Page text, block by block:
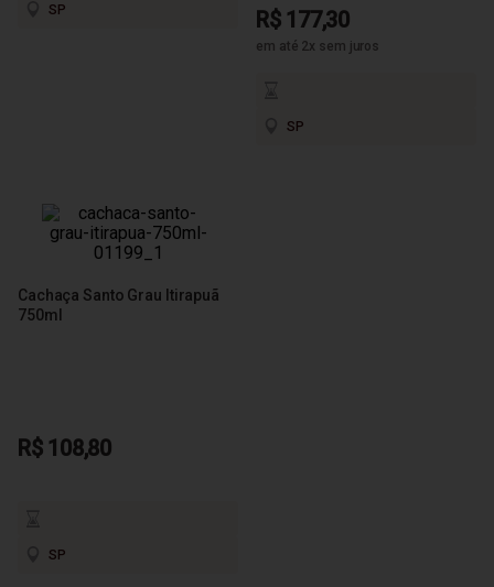
SP R$ 177,30
em até 2x sem juros
SP
Cachaça Santo Grau Itirapuã
750ml
R$ 108,80
SP